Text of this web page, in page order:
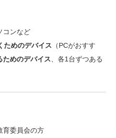
コンなど
ためのデバイス （PCがおすす
めのデバイス 、各1台ずつある
育委員会の方